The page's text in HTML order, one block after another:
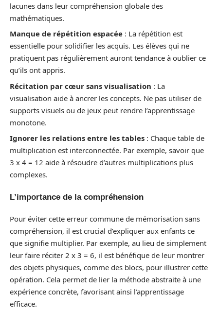
lacunes dans leur compréhension globale des
mathématiques.
Manque de répétition espacée : La répétition est
essentielle pour solidifier les acquis. Les élèves qui ne
pratiquent pas régulièrement auront tendance à oublier ce
qu’ils ont appris.
Récitation par cœur sans visualisation : La
visualisation aide à ancrer les concepts. Ne pas utiliser de
supports visuels ou de jeux peut rendre l’apprentissage
monotone.
Ignorer les relations entre les tables : Chaque table de
multiplication est interconnectée. Par exemple, savoir que
3 x 4 = 12 aide à résoudre d’autres multiplications plus
complexes.
L’importance de la compréhension
Pour éviter cette erreur commune de mémorisation sans
compréhension, il est crucial d’expliquer aux enfants ce
que signifie multiplier. Par exemple, au lieu de simplement
leur faire réciter 2 x 3 = 6, il est bénéfique de leur montrer
des objets physiques, comme des blocs, pour illustrer cette
opération. Cela permet de lier la méthode abstraite à une
expérience concrète, favorisant ainsi l’apprentissage
efficace.